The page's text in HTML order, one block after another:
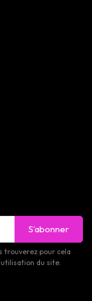
S’abonner
trouverez pour cela
du site.